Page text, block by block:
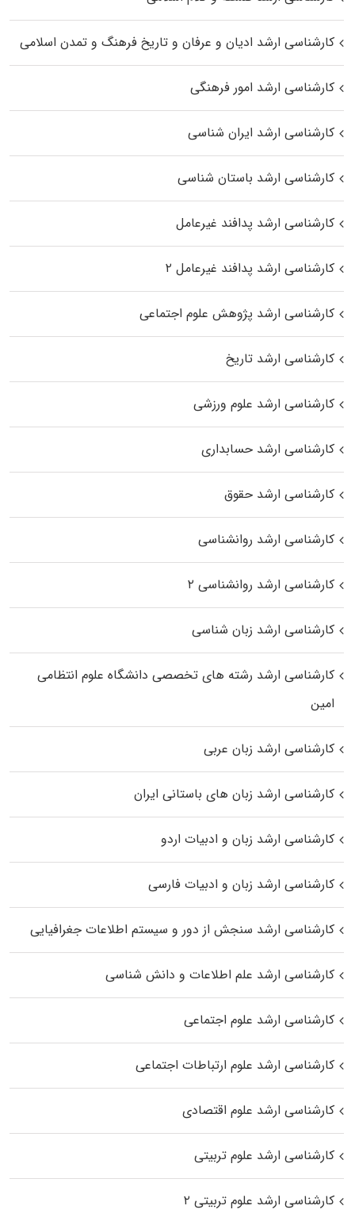
کارشناسی ارشد ادیان و عرفان و تاریخ فرهنگ و تمدن اسلامی
کارشناسی ارشد امور فرهنگی
کارشناسی ارشد ایران شناسی
کارشناسی ارشد باستان شناسی
کارشناسی ارشد پدافند غیرعامل
کارشناسی ارشد پدافند غیرعامل ۲
کارشناسی ارشد پژوهش علوم اجتماعی
کارشناسی ارشد تاریخ
کارشناسی ارشد علوم ورزشی
کارشناسی ارشد حسابداری
کارشناسی ارشد حقوق
کارشناسی ارشد روانشناسی
کارشناسی ارشد روانشناسی ۲
کارشناسی ارشد زبان شناسی
کارشناسی ارشد رﺷﺘﻪ ﻫﺎی تخصصی داﻧﺸﮕﺎه ﻋﻠﻮم انتظامی
اﻣﻴﻦ
کارشناسی ارشد زبان عربی
کارشناسی ارشد زبان‌ های باستانی ایران
کارشناسی ارشد زبان و ادبیات اردو
کارشناسی ارشد زبان و ادبیات فارسی
کارشناسی ارشد سنجش از دور و سیستم اطلاعات جغرافیایی
کارشناسی ارشد علم اطلاعات و دانش شناسی
کارشناسی ارشد علوم اجتماعی
کارشناسی ارشد علوم ارتباطات اجتماعی
کارشناسی ارشد علوم اقتصادی
کارشناسی ارشد علوم تربیتی
کارشناسی ارشد علوم تربیتی ۲